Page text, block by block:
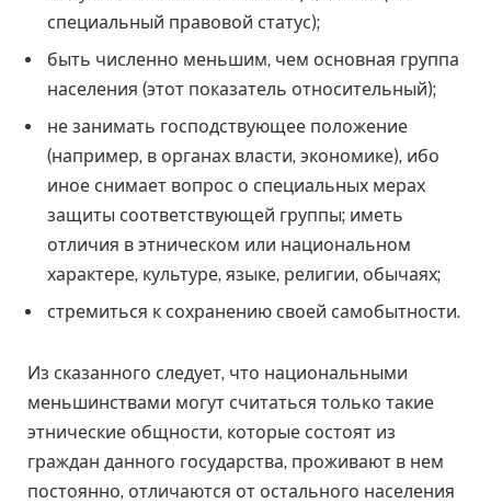
специальный правовой статус);
быть численно меньшим, чем основная группа
населения (этот показатель относительный);
не занимать господствующее положение
(например, в органах власти, экономике), ибо
иное снимает вопрос о специальных мерах
защиты соответствующей группы; иметь
отличия в этническом или национальном
характере, культуре, языке, религии, обычаях;
стремиться к сохранению своей самобытности.
Из сказанного следует, что национальными
меньшинствами могут считаться только такие
этнические общности, которые состоят из
граждан данного государства, проживают в нем
постоянно, отличаются от остального населения